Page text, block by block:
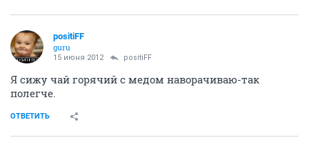
positiFF
guru
15 июня 2012 positiFF
Я сижу чай горячий с медом наворачиваю-так
полегче.
ОТВЕТИТЬ